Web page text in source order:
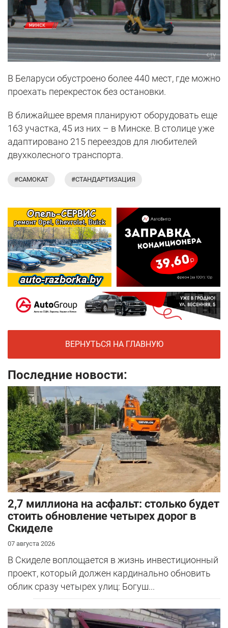
В Беларуси обустроено более 440 мест, где можно
проехать перекресток без остановки.
В ближайшее время планируют оборудовать еще
163 участка, 45 из них – в Минске. В столице уже
адаптировано 215 переездов для любителей
двухколесного транспорта.
#САМОКАТ #СТАНДАРТИЗАЦИЯ
ВЕРНУТЬСЯ НА ГЛАВНУЮ
Последние новости:
2,7 миллиона на асфальт: столько будет
стоить обновление четырех дорог в
Скиделе
07 августа 2026
В Скиделе воплощается в жизнь инвестиционный
проект, который должен кардинально обновить
облик сразу четырех улиц: Богуш...